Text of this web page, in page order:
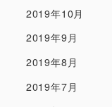
2019年10月
2019年9月
2019年8月
2019年7月